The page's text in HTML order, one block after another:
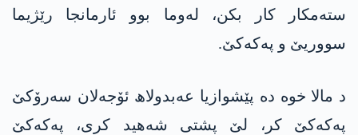
ستەمکار کار بکن، لەوما بوو ئارمانجا رێژیما
سووریێ و پەکەکێ.
د مالا خوە دە پێشوازیا عەبدولاھ ئۆجەلان سەرۆکێ
پەکەکێ کر، لێ پشتی شەھید کری، پەکەکێ